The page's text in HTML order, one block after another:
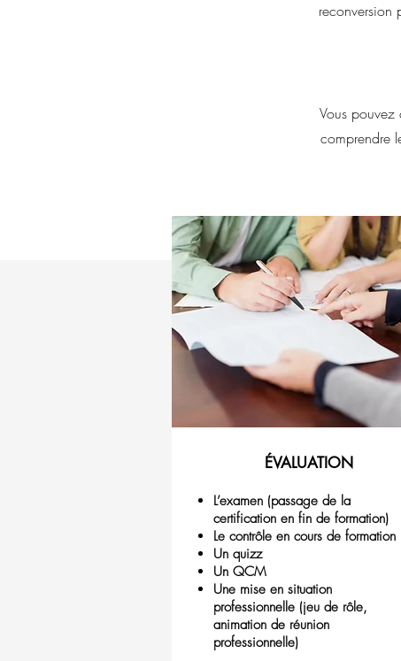
reconversion
Vous pouvez
comprendre
ÉVALUATION
L’examen (passage de la
certification en fin de formation)
Le contrôle en cours de formation
Un quizz
Un QCM
Une mise en situation
professionnelle (jeu de rôle,
animation de réunion
professionnelle)